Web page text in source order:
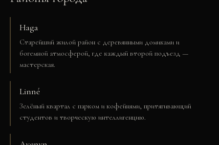
Haga
Старейший жилой район с деревянными домиками и
богемной атмосферой, где каждый второй подъезд —
мастерская.
Linné
Зелёный квартал с парком и кофейнями, притягивающий
студентов и творческую интеллигенцию.